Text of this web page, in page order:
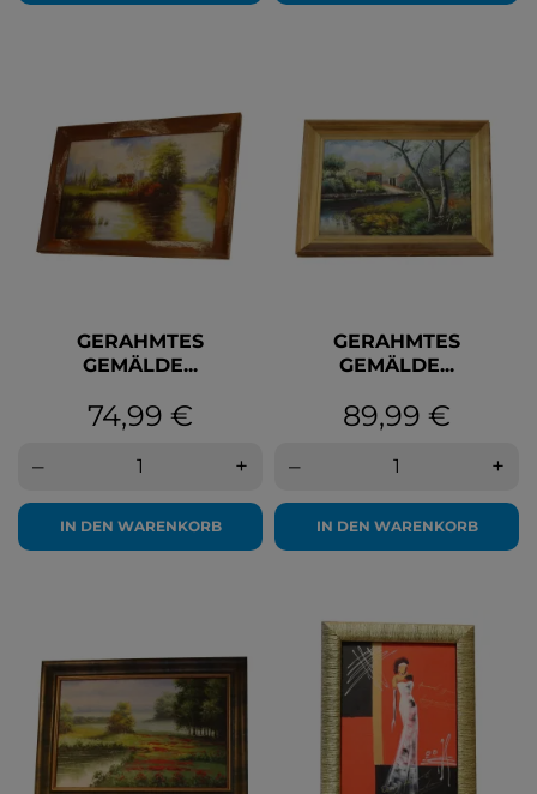
GERAHMTES
GEMÄLDE...
Preis
74,99 €
– +
IN DEN WARENKORB
GERAHMTES
GEMÄLDE...
Preis
89,99 €
– +
IN DEN WARENKORB